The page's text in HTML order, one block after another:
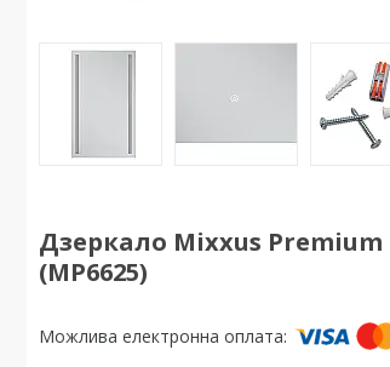
Дзеркало Mixxus Premium
(MP6625)